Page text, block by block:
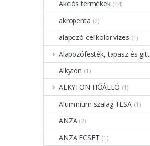
Akciós termékek (44)
akropenta (2)
alapozó cellkolor vizes (1)
Alapozófesték, tapasz és gitt
Alkyton (1)
ALKYTON HŐÁLLÓ (1)
Aluminium szalag TESA (1)
ANZA (2)
ANZA ECSET (1)